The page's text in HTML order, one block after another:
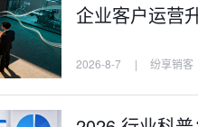
企业客户运营
2026-8-7 | 纷享销客